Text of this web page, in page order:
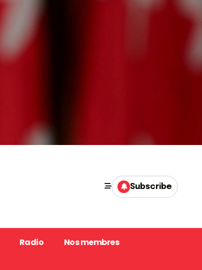
Subscribe
Radio Nos membres